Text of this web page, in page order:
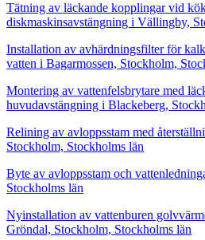
Tätning av läckande kopplingar vid
diskmaskinsavstängning i Vällingby,
Installation av avhärdningsfilter för
vatten i Bagarmossen, Stockholm,
Montering av vattenfelsbrytare med
huvudavstängning i Blackeberg,
Relining av avloppsstam med
Stockholm, Stockholms län
Byte av avloppsstam och
Stockholms län
Nyinstallation av vattenburen
Gröndal, Stockholm, Stockholms län